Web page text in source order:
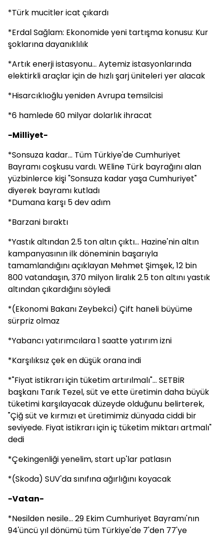
*Türk mucitler icat çıkardı
*Erdal Sağlam: Ekonomide yeni tartışma konusu: Kur
şoklarına dayanıklılık
*Artık enerji istasyonu... Aytemiz istasyonlarında
elektirkli araçlar için de hızlı şarj üniteleri yer alacak
*Hisarcıklıoğlu yeniden Avrupa temsilcisi
*6 hamlede 60 milyar dolarlık ihracat
-Milliyet-
*Sonsuza kadar... Tüm Türkiye'de Cumhuriyet
Bayramı coşkusu vardı. WEline Türk bayrağını alan
yüzbinlerce kişi "Sonsuza kadar yaşa Cumhuriyet"
diyerek bayramı kutladı
*Dumana karşı 5 dev adım
*Barzani bıraktı
*Yastık altından 2.5 ton altın çıktı... Hazine'nin altın
kampanyasının ilk döneminin başarıyla
tamamlandığını açıklayan Mehmet Şimşek, 12 bin
800 vatandaşın, 370 milyon liralık 2.5 ton altını yastık
altından çıkardığını söyledi
*(Ekonomi Bakanı Zeybekci) Çift haneli büyüme
sürpriz olmaz
*Yabancı yatırımcılara 1 saatte yatırım izni
*Karşılıksız çek en düşük orana indi
*"Fiyat istikrarı için tüketim artırılmalı"... SETBİR
başkanı Tarık Tezel, süt ve ette üretimin daha büyük
tüketimi karşılayacak düzeyde olduğunu belirterek,
"Çiğ süt ve kırmızı et üretimimiz dünyada ciddi bir
seviyede. Fiyat istikrarı için iç tüketim miktarı artmalı"
dedi
*Çekingenliği yenelim, start up'lar patlasın
*(Skoda) SUV'da sınıfına ağırlığını koyacak
-Vatan-
*Nesilden nesile... 29 Ekim Cumhuriyet Bayramı'nın
94'üncü yıl dönümü tüm Türkiye'de 7'den 77'ye